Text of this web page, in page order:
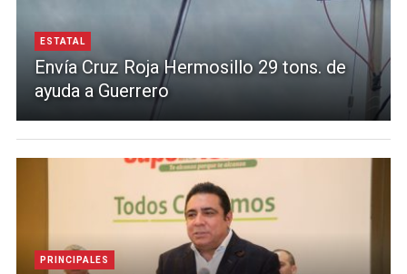
ESTATAL
Envía Cruz Roja Hermosillo 29 tons. de
ayuda a Guerrero
PRINCIPALES